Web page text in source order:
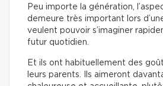
Peu importe la génération,
demeure très important lors
veulent pouvoir s’imaginer
futur quotidien.
Et ils ont habituellement des
leurs parents. Ils aimeront